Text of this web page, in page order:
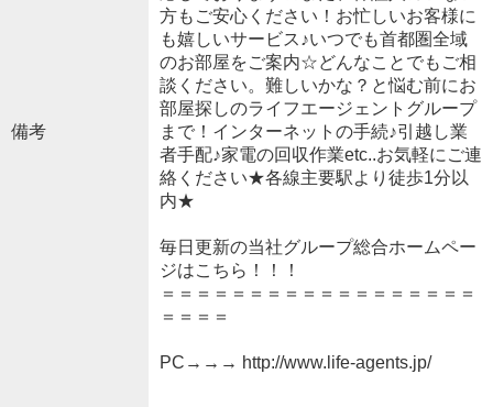
備考
方もご安心ください！お忙しいお客様に
も嬉しいサービス♪いつでも首都圏全域
のお部屋をご案内☆どんなことでもご相
談ください。難しいかな？と悩む前にお
部屋探しのライフエージェントグループ
まで！インターネットの手続♪引越し業
者手配♪家電の回収作業etc..お気軽にご連
絡ください★各線主要駅より徒歩1分以
内★
毎日更新の当社グループ総合ホームペー
ジはこちら！！！
＝＝＝＝＝＝＝＝＝＝＝＝＝＝＝＝＝＝
＝＝＝＝
PC→→→ http://www.life-agents.jp/